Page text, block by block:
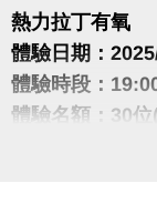
熱力拉丁有氧
體驗日期：
體驗時段：
體驗名額：30
各種拉丁舞曲